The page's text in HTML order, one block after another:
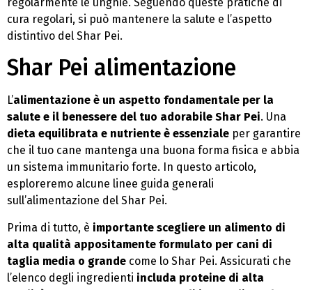
cura regolari, si può mantenere la salute e l’aspetto
distintivo del Shar Pei.
Shar Pei alimentazione
L’alimentazione è un aspetto fondamentale per la
salute e il benessere del tuo adorabile Shar Pei. Una
dieta equilibrata e nutriente è essenziale per garantire
che il tuo cane mantenga una buona forma fisica e abbia
un sistema immunitario forte. In questo articolo,
esploreremo alcune linee guida generali
sull’alimentazione del Shar Pei.
Prima di tutto, è importante scegliere un alimento di
alta qualità appositamente formulato per cani di
taglia media o grande come lo Shar Pei. Assicurati che
l’elenco degli ingredienti includa proteine ​​di alta